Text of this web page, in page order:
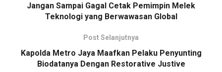
Jangan Sampai Gagal Cetak Pemimpin Melek
Teknologi yang Berwawasan Global
Post Selanjutnya
Kapolda Metro Jaya Maafkan Pelaku Penyunting
Biodatanya Dengan Restorative Justive